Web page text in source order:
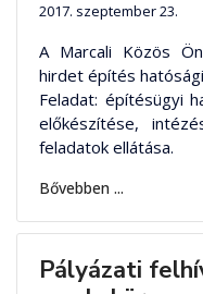
2017. szeptember 23.
A Marcali Közös
hirdet építés
Feladat: építésügyi
előkészítése,
feladatok ellátása.
Bővebben ...
Pályázati